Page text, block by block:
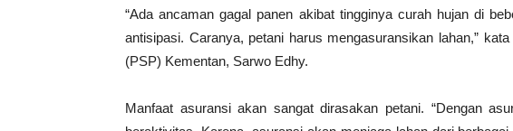
“Ada ancaman gagal panen akibat tingginya curah hujan di
antisipasi. Caranya, petani harus mengasuransikan lahan,”
(PSP) Kementan, Sarwo Edhy.
Manfaat asuransi akan sangat dirasakan petani. “Dengan